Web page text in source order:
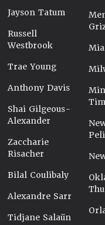
Jayson Tatum
Russell
Westbrook
Trae Young
Anthony Davis
Shai Gilgeous-
Alexander
Zaccharie
Risacher
Bilal Coulibaly
Alexandre Sarr
Tidjane Salaün